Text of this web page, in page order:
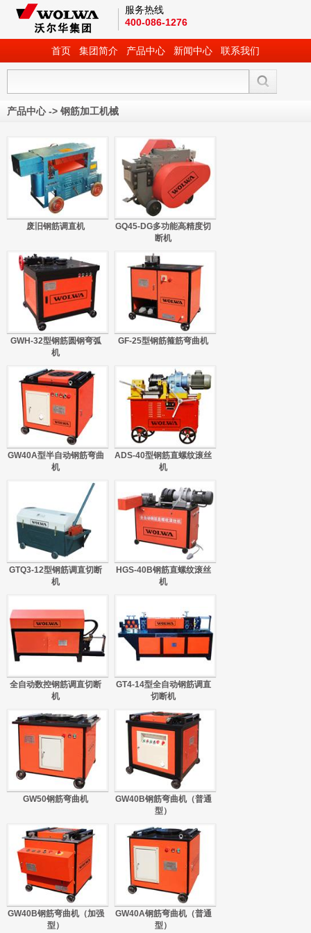
服务热线
400-086-1276
首页 集团简介 产品中心 新闻中心 联系我们
产品中心-> 钢筋加工机械
废旧钢筋调直机
GQ45-DG多功能高精度切
断机
GWH-32型钢筋圆钢弯弧
机
GF-25型钢筋箍筋弯曲机
GW40A型半自动钢筋弯曲
机
ADS-40型钢筋直螺纹滚丝
机
GTQ3-12型钢筋调直切断
机
HGS-40B钢筋直螺纹滚丝
机
全自动数控钢筋调直切断
机
GT4-14型全自动钢筋调直
切断机
GW50钢筋弯曲机
GW40B钢筋弯曲机（普通
型）
GW40B钢筋弯曲机（加强
型）
GW40A钢筋弯曲机（普通
型）